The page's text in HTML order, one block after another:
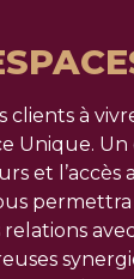
clients à
Unique. Un
et l’accès